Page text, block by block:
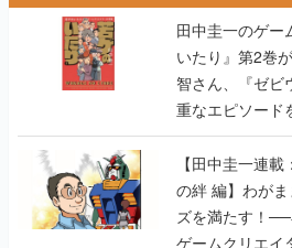
田中圭一のゲー
いたり』第2巻
智さん、『ゼビ
重なエピソード
【田中圭一連載
の絆 編】わが
ズを満たす！──
ゲームクリエイ